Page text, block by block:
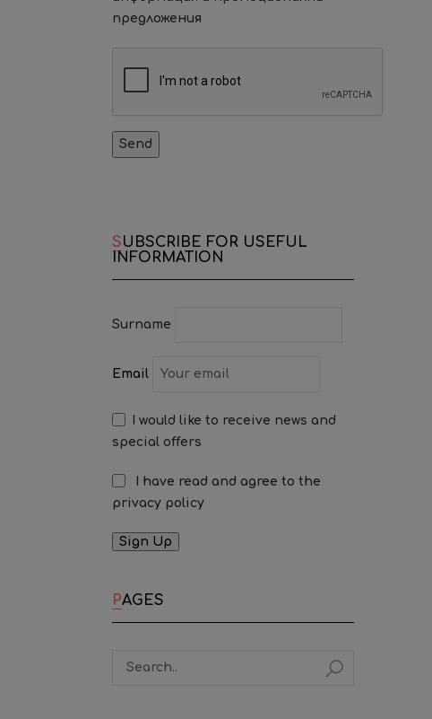
предложения
SUBSCRIBE FOR USEFUL
INFORMATION
Surname
Email
I would like to receive news and
special offers
I have read and agree to the
privacy policy
PAGES